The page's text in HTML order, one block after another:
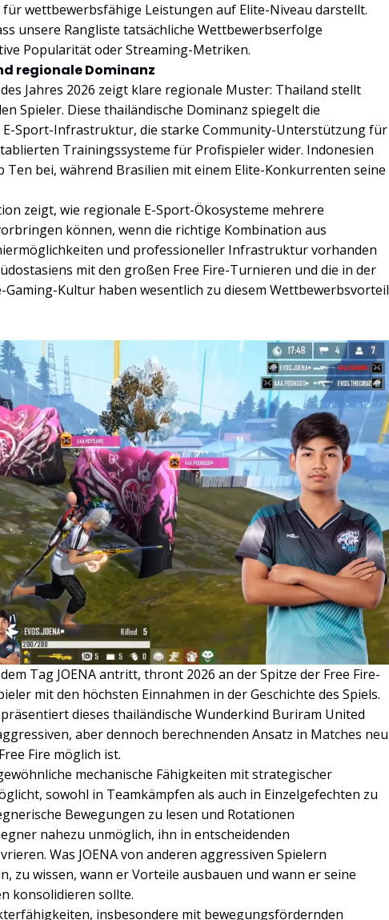
für wettbewerbsfähige Leistungen auf Elite-Niveau darstellt.
unsere Rangliste tatsächliche Wettbewerbserfolge
Popularität oder Streaming-Metriken.
regionale Dominanz
Jahres 2026 zeigt klare regionale Muster: Thailand stellt
Spieler. Diese thailändische Dominanz spiegelt die
E-Sport-Infrastruktur, die starke Community-Unterstützung für
Trainingssysteme für Profispieler wider. Indonesien
Ten bei, während Brasilien mit einem Elite-Konkurrenten seine
zeigt, wie regionale E-Sport-Ökosysteme mehrere
können, wenn die richtige Kombination aus
und professioneller Infrastruktur vorhanden
mit den großen Free Fire-Turnieren und die in der
Kultur haben wesentlich zu diesem Wettbewerbsvorteil
Tag JOENA antritt, thront 2026 an der Spitze der Free Fire-
mit den höchsten Einnahmen in der Geschichte des Spiels.
dieses thailändische Wunderkind Buriram United
aber dennoch berechnenden Ansatz in Matches neu
Fire möglich ist.
mechanische Fähigkeiten mit strategischer
sowohl in Teamkämpfen als auch in Einzelgefechten zu
Bewegungen zu lesen und Rotationen
nahezu unmöglich, ihn in entscheidenden
Was JOENA von anderen aggressiven Spielern
zu wissen, wann er Vorteile ausbauen und wann er seine
konsolidieren sollte.
insbesondere mit bewegungsfördernden